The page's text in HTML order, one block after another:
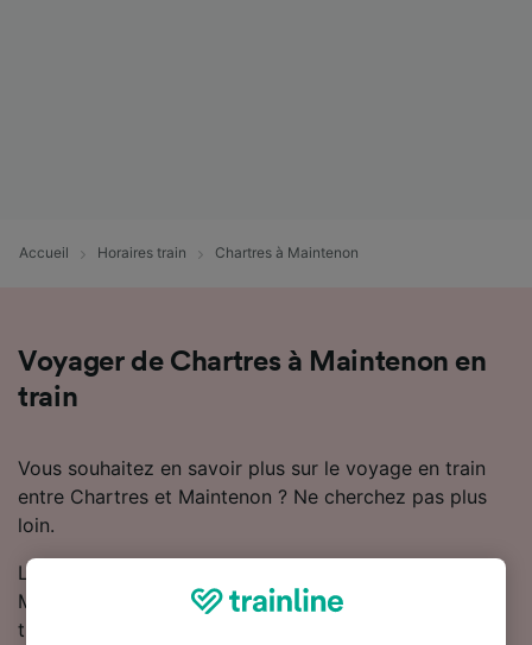
Accueil Horaires train Chartres à Maintenon
Voyager de Chartres à Maintenon en
train
Vous souhaitez en savoir plus sur le voyage en train
entre Chartres et Maintenon ? Ne cherchez pas plus
loin.
La durée moyenne du trajet en train entre Chartres et
Maintenon est de 16 minutes. Il y a jusqu'à 28 trains
trains par jour entre Chartres et Maintenon.